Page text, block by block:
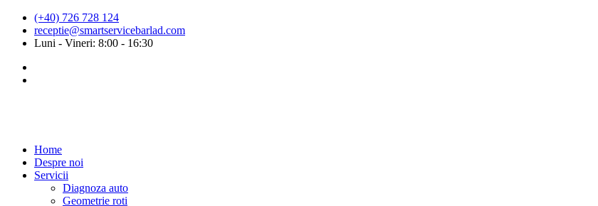
(+40) 726 728 124
receptie@smartservicebarlad.com
Luni - Vineri: 8:00 - 16:30
Home
Despre noi
Servicii
Diagnoza auto
Geometrie roti